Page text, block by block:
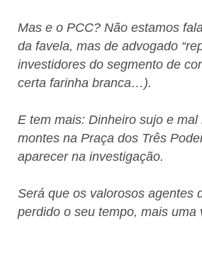
Mas e o PCC? Não estamos
da favela, mas de advogado
investidores do segmento de
certa farinha branca…).
E tem mais: Dinheiro sujo e mal
montes na Praça dos Três
aparecer na investigação.
Será que os valorosos agentes
perdido o seu tempo, mais uma